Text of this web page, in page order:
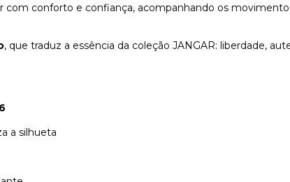
com conforto e confiança, acompanhando os
, que traduz a essência da coleção JANGAR: liberdade,
a silhueta